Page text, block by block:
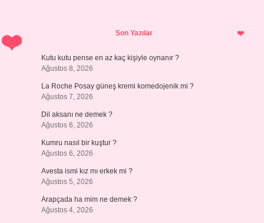
SidebarSon Yazılar
Kutu kutu pense en az kaç kişiyle oynanır ?
Ağustos 8, 2026
La Roche Posay güneş kremi komedojenik mi ?
Ağustos 7, 2026
Dil aksanı ne demek ?
Ağustos 6, 2026
Kumru nasıl bir kuştur ?
Ağustos 6, 2026
Avesta ismi kız mı erkek mi ?
Ağustos 5, 2026
Arapçada ha mim ne demek ?
Ağustos 4, 2026